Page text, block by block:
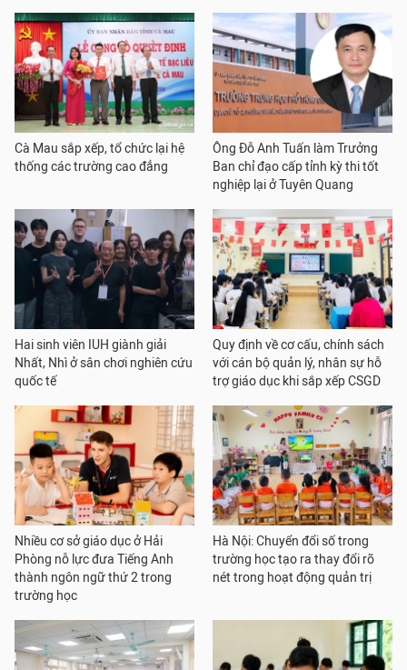
Cà Mau sắp xếp, tổ chức lại hệ
thống các trường cao đẳng
Ông Đỗ Anh Tuấn làm Trưởng
Ban chỉ đạo cấp tỉnh kỳ thi tốt
nghiệp lại ở Tuyên Quang
Hai sinh viên IUH giành giải
Nhất, Nhì ở sân chơi nghiên cứu
quốc tế
Quy định về cơ cấu, chính sách
với cán bộ quản lý, nhân sự hỗ
trợ giáo dục khi sắp xếp CSGD
Nhiều cơ sở giáo dục ở Hải
Phòng nỗ lực đưa Tiếng Anh
thành ngôn ngữ thứ 2 trong
trường học
Hà Nội: Chuyển đổi số trong
trường học tạo ra thay đổi rõ
nét trong hoạt động quản trị